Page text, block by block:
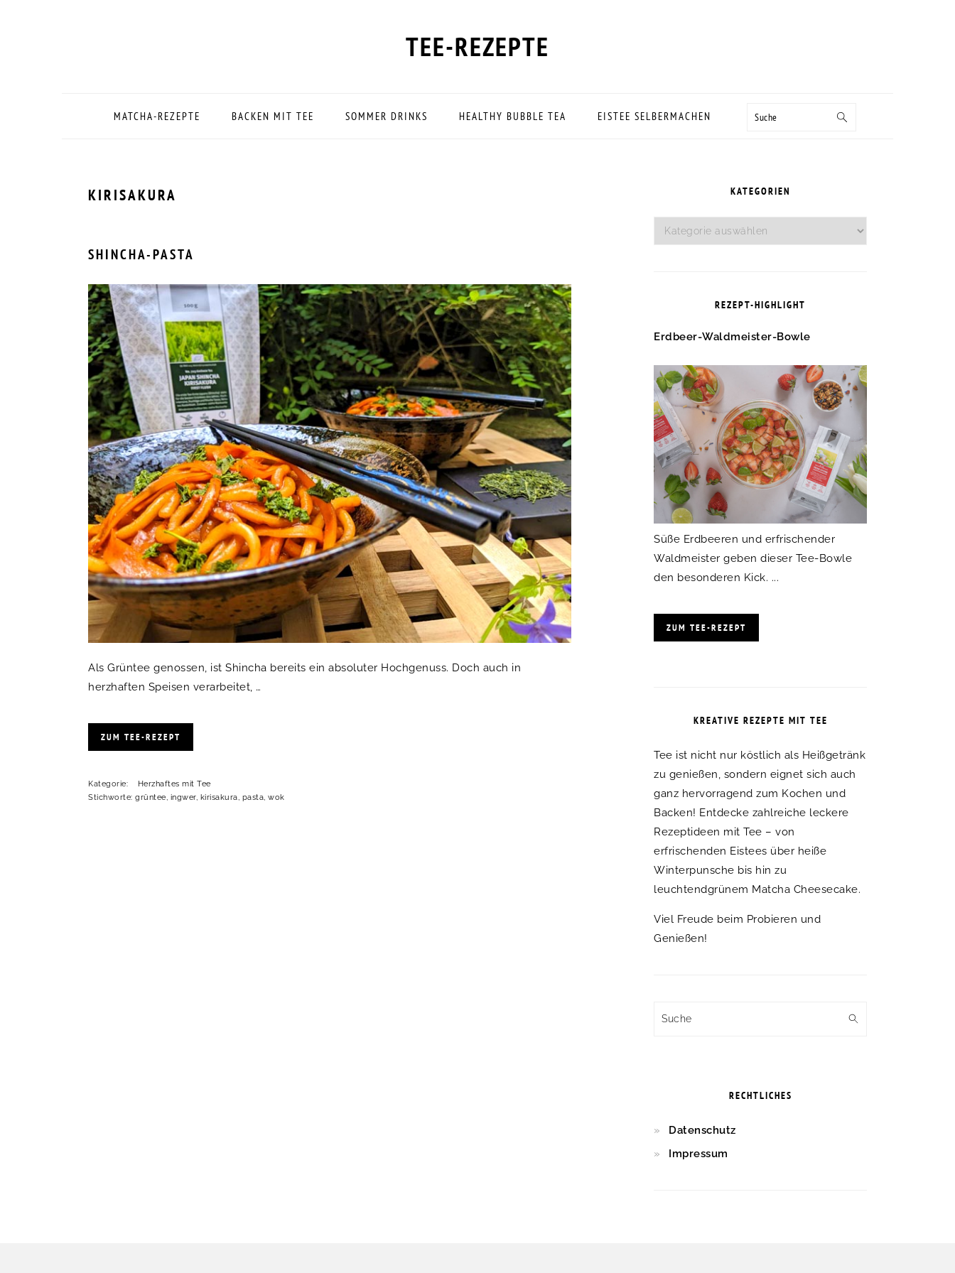
TEE-REZEPTE
MATCHA-REZEPTE BACKEN MIT TEE SOMMER DRINKS HEALTHY BUBBLE TEA EISTEE SELBERMACHEN Suche
KIRISAKURA
SHINCHA-PASTA
Als Grüntee genossen, ist Shincha bereits ein absoluter Hochgenuss. Doch auch in
herzhaften Speisen verarbeitet, …
ZUM TEE-REZEPT
Kategorie:
Herzhaftes mit Tee
Stichworte: grüntee, ingwer, kirisakura, pasta, wok
KATEGORIEN
Kategorien
REZEPT-HIGHLIGHT
Erdbeer-Waldmeister-Bowle
Süße Erdbeeren und erfrischender
Waldmeister geben dieser Tee-Bowle
den besonderen Kick. ...
ZUM TEE-REZEPT
KREATIVE REZEPTE MIT TEE
Tee ist nicht nur köstlich als Heißgetränk
zu genießen, sondern eignet sich auch
ganz hervorragend zum Kochen und
Backen! Entdecke zahlreiche leckere
Rezeptideen mit Tee – von
erfrischenden Eistees über heiße
Winterpunsche bis hin zu
leuchtendgrünem Matcha Cheesecake.
Viel Freude beim Probieren und
Genießen!
Suche
RECHTLICHES
Datenschutz
Impressum